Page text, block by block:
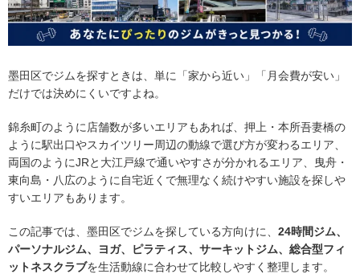
墨田区でジムを探すときは、単に「家から近い」「月会費が安い」
だけでは決めにくいですよね。
錦糸町のように店舗数が多いエリアもあれば、押上・本所吾妻橋の
ように駅出口やスカイツリー周辺の動線で選び方が変わるエリア、
両国のようにJRと大江戸線で通いやすさが分かれるエリア、曳舟・
東向島・八広のように自宅近くで無理なく続けやすい施設を探しや
すいエリアもあります。
この記事では、墨田区でジムを探している方向けに、 24時間ジム、
パーソナルジム、ヨガ、ピラティス、サーキットジム、総合型フィ
ットネスクラブを生活動線に合わせて比較しやすく整理します。